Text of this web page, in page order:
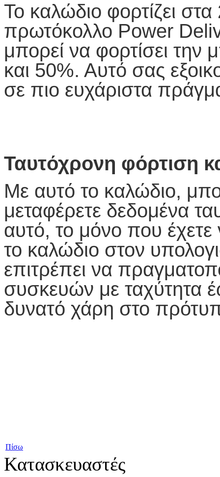
Το καλώδιο φορτίζει
πρωτόκολλο Power
μπορεί να φορτίσει
και 50%. Αυτό σας
σε πιο ευχάριστα
Ταυτόχρονη φόρτιση
Με αυτό το καλώδιο,
μεταφέρετε δεδομένα
αυτό, το μόνο που έχετε
το καλώδιο στον
επιτρέπει να
συσκευών με ταχύτητα
δυνατό χάρη στο
Πίσω
Κατασκευαστές